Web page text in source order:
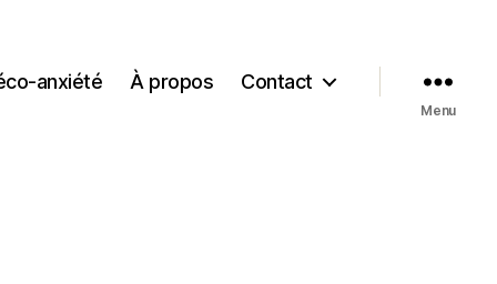
anxiété À propos Contact
Menu